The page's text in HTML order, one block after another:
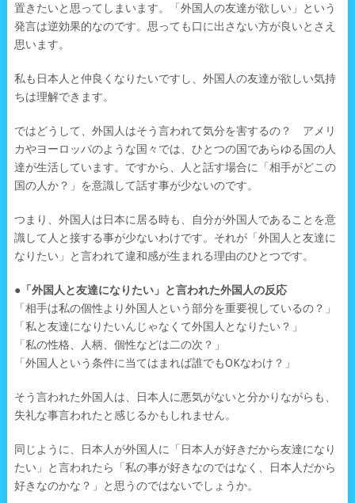
置きたいと思ってしまいます。「外国人の友達が欲しい」という
発言は逆効果的なのです。思っても口に出さない方が良いとさえ
思います。
私も日本人と仲良くなりたいですし、外国人の友達が欲しい気持
ちは理解できます。
ではどうして、外国人はそう言われて気分を害するの？ アメリ
カやヨーロッパのような国々では、ひとつの国であらゆる国の人
達が生活しています。ですから、人と話す場合に「相手がどこの
国の人か？」を意識して話す事が少ないのです。
つまり、外国人は日本に居る時も、自分が外国人であることを意
識して人と接する事が少ないわけです。それが「外国人と友達に
なりたい」と言われて違和感が生まれる理由のひとつです。
●「外国人と友達になりたい」と言われた外国人の反応
「相手は私の個性より外国人という部分を重要視しているの？」
「私と友達になりたいんじゃなくて外国人となりたい？」
「私の性格、人柄、個性などは二の次？」
「外国人という条件に当てはまれば誰でもOKなわけ？」
そう言われた外国人は、日本人に悪気がないと分かりながらも、
失礼な事言われたと感じるかもしれません。
同じように、日本人が外国人に「日本人が好きだから友達になり
たい」と言われたら「私の事が好きなのではなく、日本人だから
好きなのかな？」と思うのではないでしょうか。